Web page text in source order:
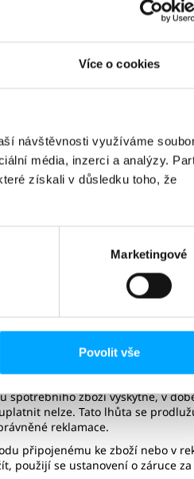
Více o cookies
návštěvnosti využíváme
média, inzerci a analýzy.
získali v důsledku toho, že
Marketingové
Povolit vše
obdržíte potvrzení na váš e-
nebo na e-mailu
NEOBDRŽELI UNIKÁTNÍ ODKAZ
množství,případně jste
nás e-mailem na
nainfo@svpe.cz. Napište nám
pečlivě kontrolujeme odeslané
z naší strany
potvrzení na váš e-mail. My
další postup.
V případě, že
webináře, pak Vám tento
uplatnit ihned, bez zbytečného
spotřebního zboží vyskytne, v
nelze. Tato lhůta se
reklamace.
připojenému ke zboží nebo v
použijí se ustanovení o záruce